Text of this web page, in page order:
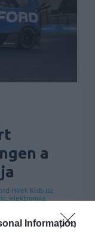
Information
a
Hírek Kisbusz
elektromos
ismét